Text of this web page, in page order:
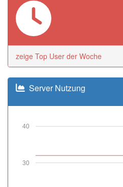
zeige Top User der Woche
Server Nutzung
30
40